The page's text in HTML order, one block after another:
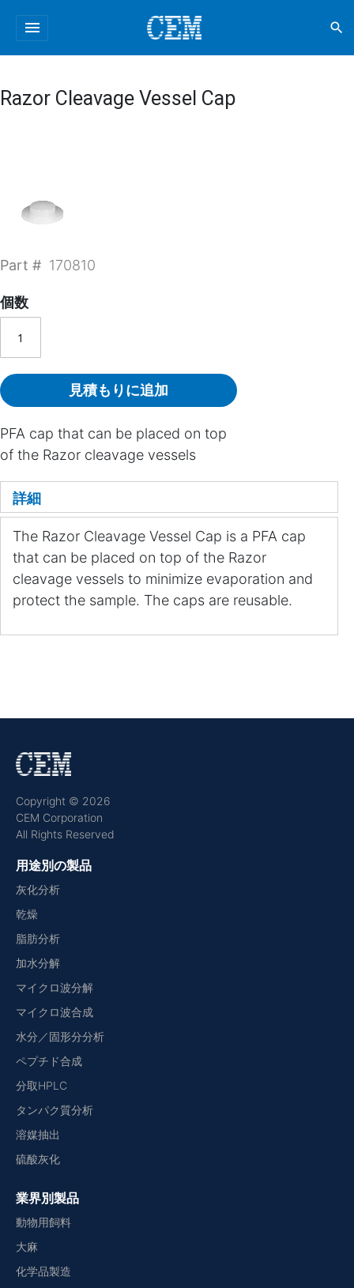
menu search
Razor Cleavage Vessel Cap
Part # 170810
個数
見積もりに追加
PFA cap that can be placed on top
of the Razor cleavage vessels
詳細
The Razor Cleavage Vessel Cap is a PFA cap
that can be placed on top of the Razor
cleavage vessels to minimize evaporation and
protect the sample. The caps are reusable.
Copyright © 2026
CEM Corporation
All Rights Reserved
用途別の製品
灰化分析
乾燥
脂肪分析
加水分解
マイクロ波分解
マイクロ波合成
水分／固形分分析
ペプチド合成
分取HPLC
タンパク質分析
溶媒抽出
硫酸灰化
業界別製品
動物用飼料
大麻
化学品製造